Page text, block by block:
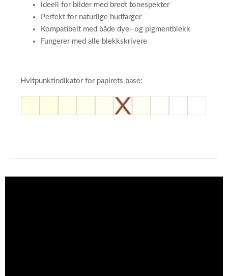
ideell for bilder med bredt tonespekter
Perfekt for naturlige hudfarger
Kompatibelt med både dye- og pigmentblekk
Fungerer med alle blekkskrivere
Hvitpunktindikator for papirets base: